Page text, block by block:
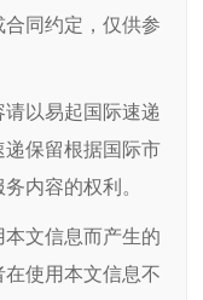
同约定，仅供参
以易起国际速递
保留根据国际市
内容的权利。
文信息而产生的
使用本文信息不